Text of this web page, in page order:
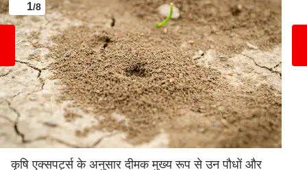
1/8
कृषि एक्सपर्ट्स के अनुसार दीमक मुख्य रूप से उन पौधों और